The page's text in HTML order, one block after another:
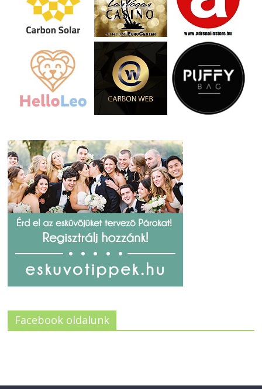
Facebook oldalunk